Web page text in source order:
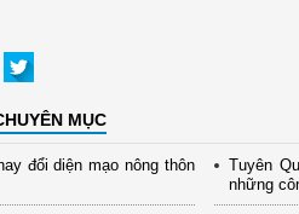
MỤC
đổi diện mạo nông thôn
Tuyên
những